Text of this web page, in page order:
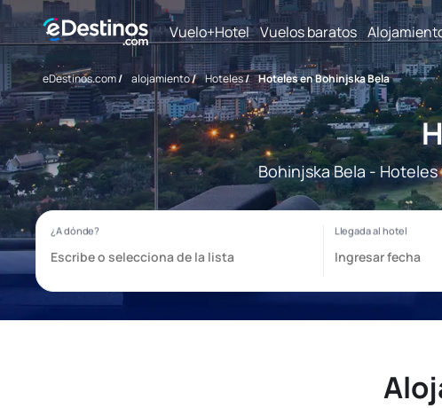
Vuelo+Hotel Vuelos baratos
eDestinos.com/ alojamiento/ Hoteles/ Hoteles en Bohinjska Bela
Bohinjska Bela -